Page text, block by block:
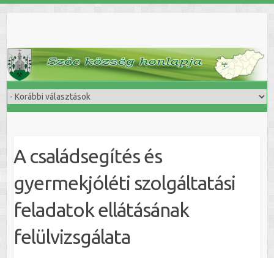
A családsegítés és
gyermekjóléti szolgáltatási
feladatok ellátásának
felülvizsgálata